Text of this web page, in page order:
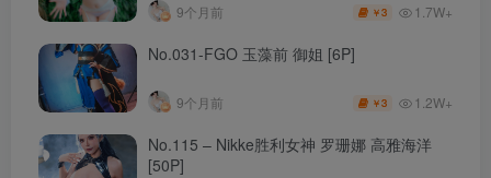
9个月前 ￥3 1.7W+
No.031-FGO 玉藻前 御姐 [6P]
9个月前 ￥3 1.2W+
No.115 – Nikke胜利女神 罗珊娜 高雅海洋
[50P]